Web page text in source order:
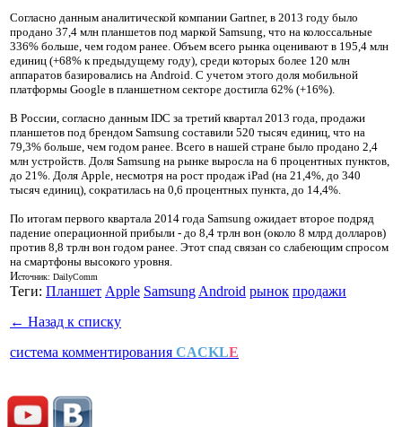
Согласно данным аналитической компании Gartner, в 2013 году было
продано 37,4 млн планшетов под маркой Samsung, что на колоссальные
336% больше, чем годом ранее. Объем всего рынка оценивают в 195,4 млн
единиц (+68% к предыдущему году), среди которых более 120 млн
аппаратов базировались на Android. С учетом этого доля мобильной
платформы Google в планшетном секторе достигла 62% (+16%).
В России, согласно данным IDC за третий квартал 2013 года, продажи
планшетов под брендом Samsung составили 520 тысяч единиц, что на
79,3% больше, чем годом ранее. Всего в нашей стране было продано 2,4
млн устройств. Доля Samsung на рынке выросла на 6 процентных пунктов,
до 21%. Доля Apple, несмотря на рост продаж iPad (на 21,4%, до 340
тысяч единиц), сократилась на 0,6 процентных пункта, до 14,4%.
По итогам первого квартала 2014 года Samsung ожидает второе подряд
падение операционной прибыли - до 8,4 трлн вон (около 8 млрд долларов)
против 8,8 трлн вон годом ранее. Этот спад связан со слабеющим спросом
на смартфоны высокого уровня.
Источник: DailyComm
Теги: Планшет Apple SamsungAndroid рынок продажи
← Назад к списку
система комментирования CACKLE